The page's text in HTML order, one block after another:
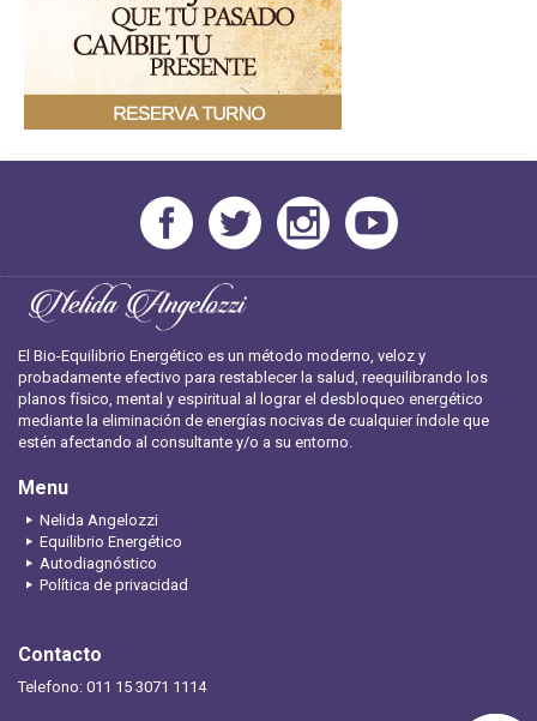
El Bio-Equilibrio Energético es un método moderno, veloz y
probadamente efectivo para restablecer la salud, reequilibrando los
planos físico, mental y espiritual al lograr el desbloqueo energético
mediante la eliminación de energías nocivas de cualquier índole que
estén afectando al consultante y/o a su entorno.
Menu
Nelida Angelozzi
Equilibrio Energético
Autodiagnóstico
Política de privacidad
Contacto
Telefono: 011 15 3071 1114